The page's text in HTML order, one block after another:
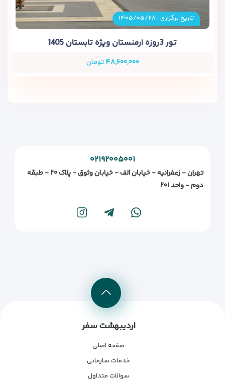
تاریخ برگزاری : ۱۴۰۵/۰۵/۲۸
تور 3روزه ارمنستان ویژه تابستان 1405
۴۸,۶۰۰,۰۰۰تومان
۰۲۱۹۲۰۰۵۰۰۱
تهران - زعفرانیه - خیابان الف - خیابان وثوق - پلاک ۲۰ - طبقه
دوم - واحد ۲۰۱
اردیبهشت سفر
صفحه اصلی
خدمات سازمانی
سوالات متداول